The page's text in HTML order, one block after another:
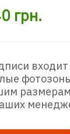
грн.
входит